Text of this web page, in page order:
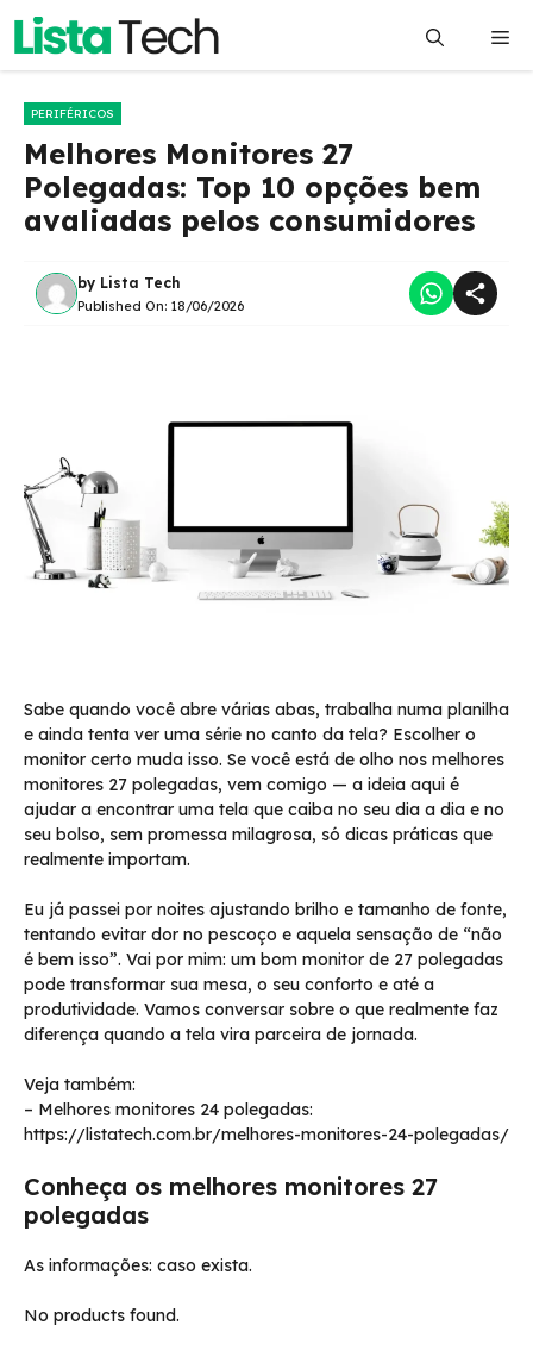
Pular
o
PERIFÉRICOS
Melhores Monitores 27
Polegadas: Top 10 opções bem
avaliadas pelos consumidores
by Lista Tech
Published On: 18/06/2026
Sabe quando você abre várias abas, trabalha numa planilha
e ainda tenta ver uma série no canto da tela? Escolher o
monitor certo muda isso. Se você está de olho nos melhores
monitores 27 polegadas, vem comigo — a ideia aqui é
ajudar a encontrar uma tela que caiba no seu dia a dia e no
seu bolso, sem promessa milagrosa, só dicas práticas que
realmente importam.
Eu já passei por noites ajustando brilho e tamanho de fonte,
tentando evitar dor no pescoço e aquela sensação de “não
é bem isso”. Vai por mim: um bom monitor de 27 polegadas
pode transformar sua mesa, o seu conforto e até a
produtividade. Vamos conversar sobre o que realmente faz
diferença quando a tela vira parceira de jornada.
Veja também:
– Melhores monitores 24 polegadas:
https://listatech.com.br/melhores-monitores-24-polegadas/
Conheça os melhores monitores 27
polegadas
As informações: caso exista.
No products found.